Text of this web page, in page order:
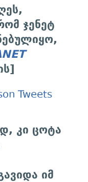
ჯენეტ
Tweets
კი ცოტა
იმ